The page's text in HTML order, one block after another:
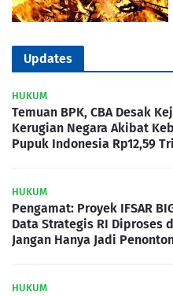
Updates
HUKUM
Temuan BPK, CBA Desak
Kerugian Negara Akibat
Pupuk Indonesia Rp12,59
HUKUM
Pengamat: Proyek IFSAR
Data Strategis RI Diproses
Jangan Hanya Jadi
HUKUM